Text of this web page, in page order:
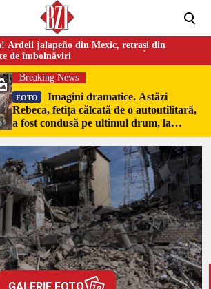
Ardeii jalapeño din Mexic, retrași din
de îmbolnăviri
Breaking News
FOTO
Imagini dramatice. Astăzi
Rebeca, fetița călcată de o autoutilitară,
a fost condusă pe ultimul drum, la
Poduri. În sicriul alb al micuței au fost
puși pumni de bani și jucării –
EXCLUSIV
GALERIE FOTO